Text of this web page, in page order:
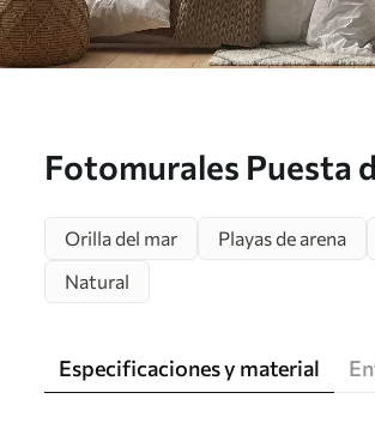
Fotomurales Puesta
Orilla del mar
Playas de arena
Natural
Especificaciones y material